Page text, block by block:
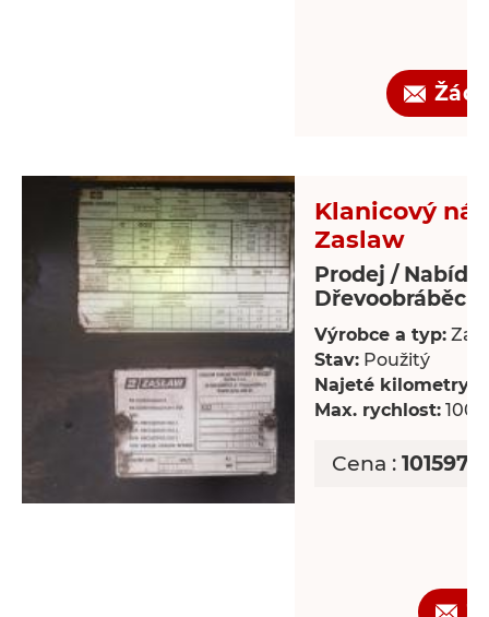
Klanicový
Zaslaw
Prodej /
Dřevoobráběcí
Výrobce a typ:
Stav: Použitý
Najeté kilometry:
Max. rychlost: 100
Cena :